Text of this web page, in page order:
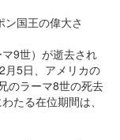
国王の偉大さ
9世）が逝去され
月5日、アメリカの
のラーマ8世の死去
たる在位期間は、